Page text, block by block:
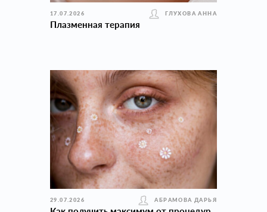
17.07.2026 ГЛУХОВА АННА
Плазменная терапия
29.07.2026 АБРАМОВА ДАРЬЯ